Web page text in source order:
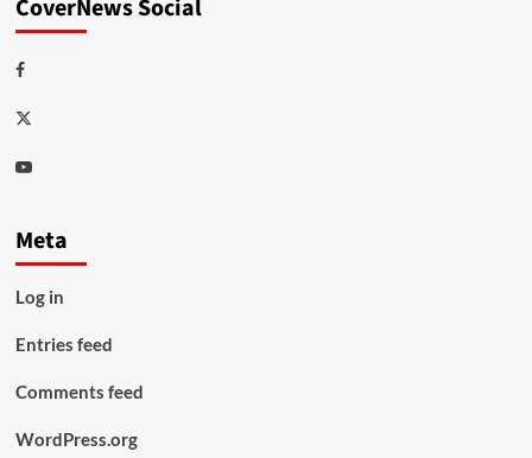
CoverNews Social
Facebook
Twitter
Youtube
Meta
Log in
Entries feed
Comments feed
WordPress.org